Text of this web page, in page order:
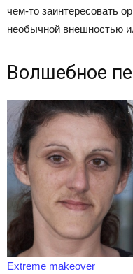
чем-то заинтересовать
необычной внешностью
Волшебное
Extreme makeover